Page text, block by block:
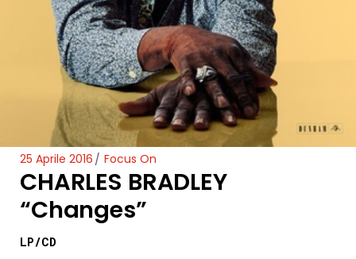
25 Aprile 2016 Focus On
CHARLES BRADLEY
“Changes”
LP/CD